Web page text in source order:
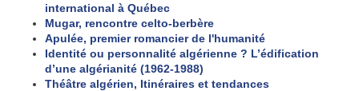
international à Québec
Mugar, rencontre celto-berbère
Apulée, premier romancier de l'humanité
Identité ou personnalité algérienne ? L’édification
d’une algérianité (1962-1988)
Théâtre algérien, Itinéraires et tendances